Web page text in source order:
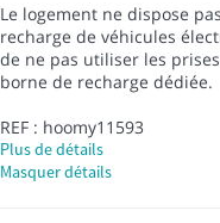
Le logement ne dispose
recharge de véhicules
de ne pas utiliser les
borne de recharge dédiée.
REF : hoomy11593
Plus de détails
Masquer détails